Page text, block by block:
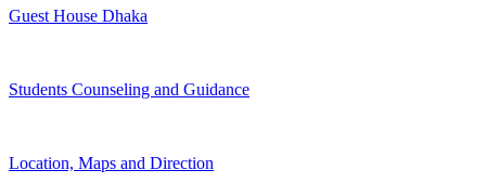
Guest House Dhaka
Students Counseling and Guidance
Location, Maps and Direction